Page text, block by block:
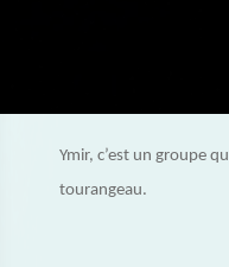
Ymir, c’est un groupe
tourangeau.